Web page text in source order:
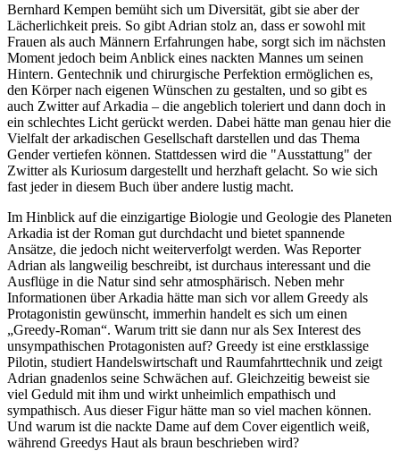
Bernhard Kempen bemüht sich um Diversität, gibt sie aber der
Lächerlichkeit preis. So gibt Adrian stolz an, dass er sowohl mit
Frauen als auch Männern Erfahrungen habe, sorgt sich im nächsten
Moment jedoch beim Anblick eines nackten Mannes um seinen
Hintern. Gentechnik und chirurgische Perfektion ermöglichen es,
den Körper nach eigenen Wünschen zu gestalten, und so gibt es
auch Zwitter auf Arkadia – die angeblich toleriert und dann doch in
ein schlechtes Licht gerückt werden. Dabei hätte man genau hier die
Vielfalt der arkadischen Gesellschaft darstellen und das Thema
Gender vertiefen können. Stattdessen wird die "Ausstattung" der
Zwitter als Kuriosum dargestellt und herzhaft gelacht. So wie sich
fast jeder in diesem Buch über andere lustig macht.
Im Hinblick auf die einzigartige Biologie und Geologie des Planeten
Arkadia ist der Roman gut durchdacht und bietet spannende
Ansätze, die jedoch nicht weiterverfolgt werden. Was Reporter
Adrian als langweilig beschreibt, ist durchaus interessant und die
Ausflüge in die Natur sind sehr atmosphärisch. Neben mehr
Informationen über Arkadia hätte man sich vor allem Greedy als
Protagonistin gewünscht, immerhin handelt es sich um einen
„Greedy-Roman“. Warum tritt sie dann nur als Sex Interest des
unsympathischen Protagonisten auf? Greedy ist eine erstklassige
Pilotin, studiert Handelswirtschaft und Raumfahrttechnik und zeigt
Adrian gnadenlos seine Schwächen auf. Gleichzeitig beweist sie
viel Geduld mit ihm und wirkt unheimlich empathisch und
sympathisch. Aus dieser Figur hätte man so viel machen können.
Und warum ist die nackte Dame auf dem Cover eigentlich weiß,
während Greedys Haut als braun beschrieben wird?